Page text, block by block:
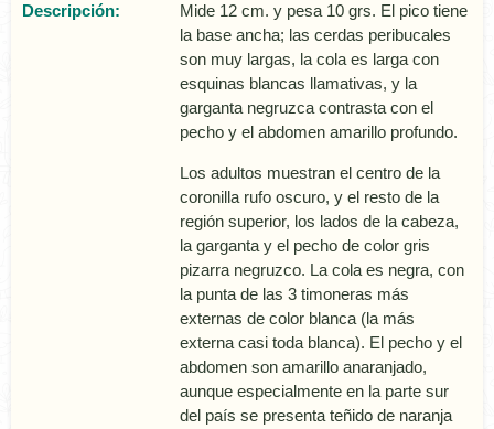
Descripción:
Mide 12 cm. y pesa 10 grs. El pico tiene
la base ancha; las cerdas peribucales
son muy largas, la cola es larga con
esquinas blancas llamativas, y la
garganta negruzca contrasta con el
pecho y el abdomen amarillo profundo.
Los adultos muestran el centro de la
coronilla rufo oscuro, y el resto de la
región superior, los lados de la cabeza,
la garganta y el pecho de color gris
pizarra negruzco. La cola es negra, con
la punta de las 3 timoneras más
externas de color blanca (la más
externa casi toda blanca). El pecho y el
abdomen son amarillo anaranjado,
aunque especialmente en la parte sur
del paí­s se presenta teñido de naranja